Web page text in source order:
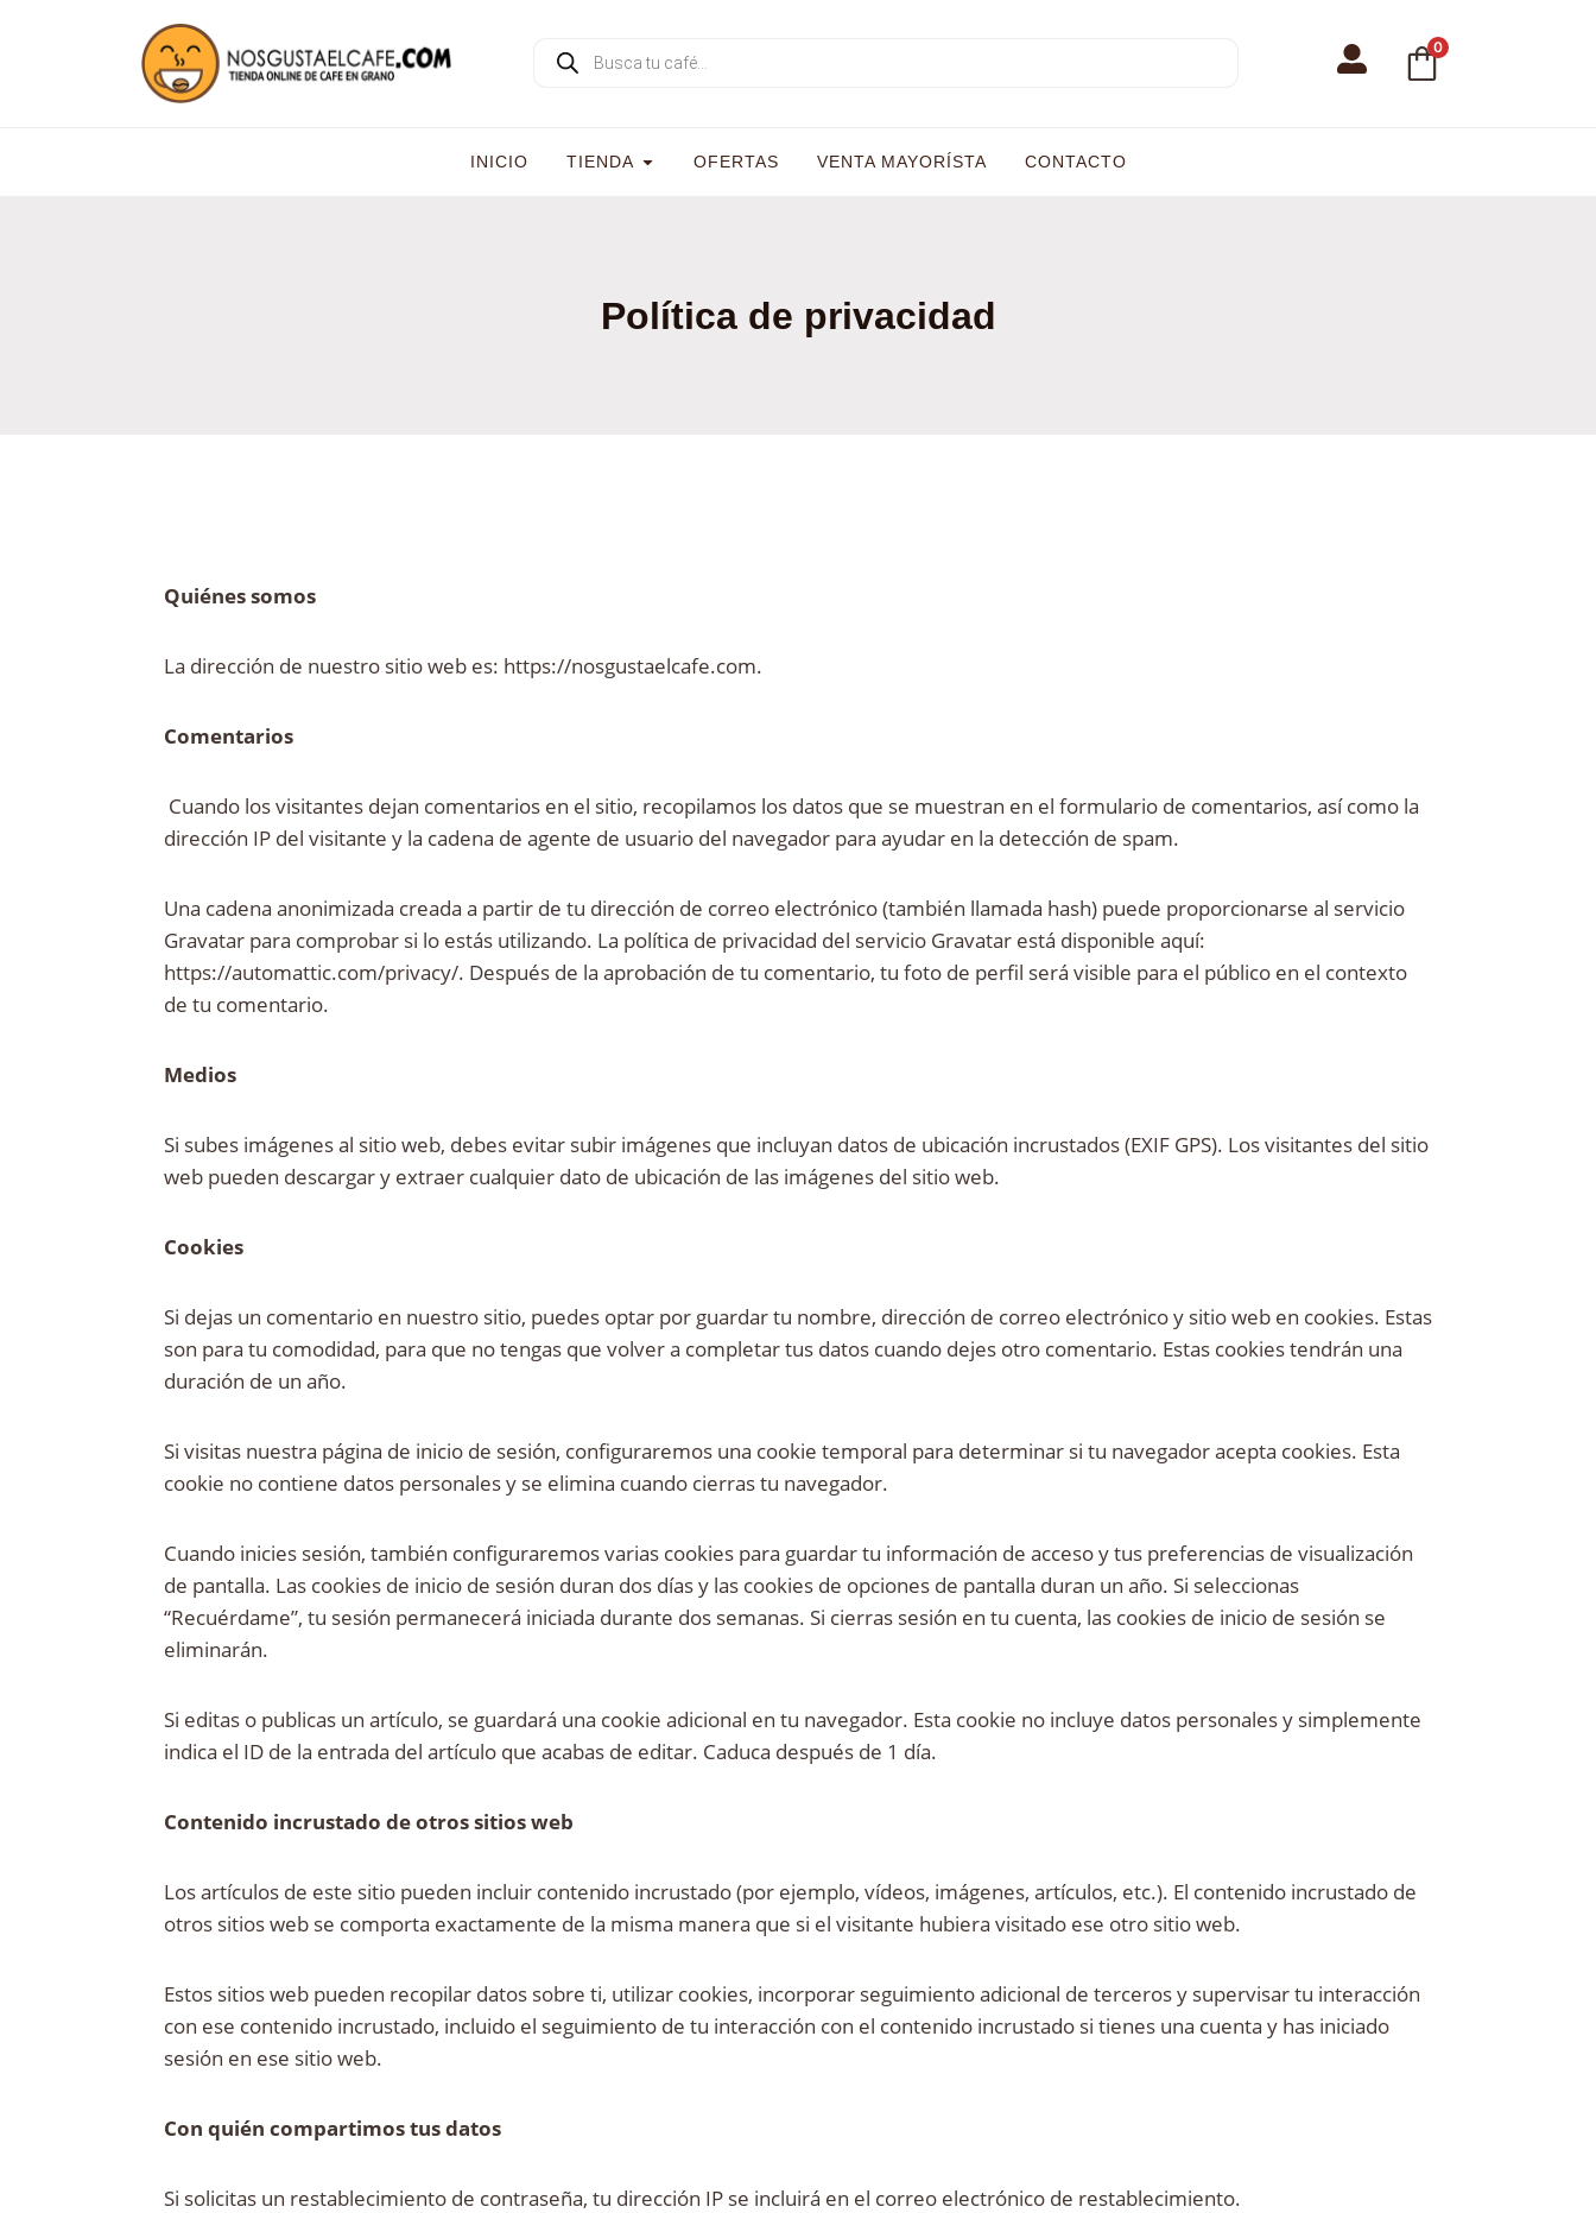
0
INICIO TIENDA OFERTAS VENTA MAYORÍSTA CONTACTO
Política de privacidad
Quiénes somos
La dirección de nuestro sitio web es: https://nosgustaelcafe.com.
Comentarios
Cuando los visitantes dejan comentarios en el sitio, recopilamos los datos que se muestran en el formulario de comentarios, así como la
dirección IP del visitante y la cadena de agente de usuario del navegador para ayudar en la detección de spam.
Una cadena anonimizada creada a partir de tu dirección de correo electrónico (también llamada hash) puede proporcionarse al servicio
Gravatar para comprobar si lo estás utilizando. La política de privacidad del servicio Gravatar está disponible aquí:
https://automattic.com/privacy/. Después de la aprobación de tu comentario, tu foto de perfil será visible para el público en el contexto
de tu comentario.
Medios
Si subes imágenes al sitio web, debes evitar subir imágenes que incluyan datos de ubicación incrustados (EXIF GPS). Los visitantes del sitio
web pueden descargar y extraer cualquier dato de ubicación de las imágenes del sitio web.
Cookies
Si dejas un comentario en nuestro sitio, puedes optar por guardar tu nombre, dirección de correo electrónico y sitio web en cookies. Estas
son para tu comodidad, para que no tengas que volver a completar tus datos cuando dejes otro comentario. Estas cookies tendrán una
duración de un año.
Si visitas nuestra página de inicio de sesión, configuraremos una cookie temporal para determinar si tu navegador acepta cookies. Esta
cookie no contiene datos personales y se elimina cuando cierras tu navegador.
Cuando inicies sesión, también configuraremos varias cookies para guardar tu información de acceso y tus preferencias de visualización
de pantalla. Las cookies de inicio de sesión duran dos días y las cookies de opciones de pantalla duran un año. Si seleccionas
“Recuérdame”, tu sesión permanecerá iniciada durante dos semanas. Si cierras sesión en tu cuenta, las cookies de inicio de sesión se
eliminarán.
Si editas o publicas un artículo, se guardará una cookie adicional en tu navegador. Esta cookie no incluye datos personales y simplemente
indica el ID de la entrada del artículo que acabas de editar. Caduca después de 1 día.
Contenido incrustado de otros sitios web
Los artículos de este sitio pueden incluir contenido incrustado (por ejemplo, vídeos, imágenes, artículos, etc.). El contenido incrustado de
otros sitios web se comporta exactamente de la misma manera que si el visitante hubiera visitado ese otro sitio web.
Estos sitios web pueden recopilar datos sobre ti, utilizar cookies, incorporar seguimiento adicional de terceros y supervisar tu interacción
con ese contenido incrustado, incluido el seguimiento de tu interacción con el contenido incrustado si tienes una cuenta y has iniciado
sesión en ese sitio web.
Con quién compartimos tus datos
Si solicitas un restablecimiento de contraseña, tu dirección IP se incluirá en el correo electrónico de restablecimiento.